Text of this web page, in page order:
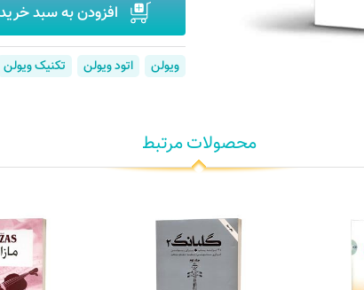
افزودن به سبد
ویولن اتود ویولن تکنیک ویولن
محصولات مرتبط